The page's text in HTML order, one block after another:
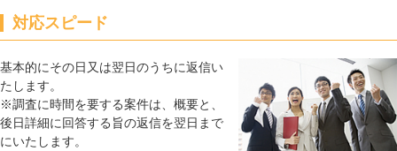
対応スピード
基本的にその日又は翌日のうちに返信い
たします。
※調査に時間を要する案件は、概要と、
後日詳細に回答する旨の返信を翌日まで
にいたします。